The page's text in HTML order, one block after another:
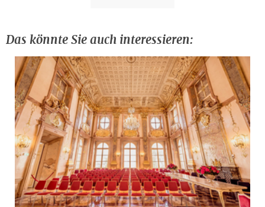
Das könnte Sie auch interessieren: